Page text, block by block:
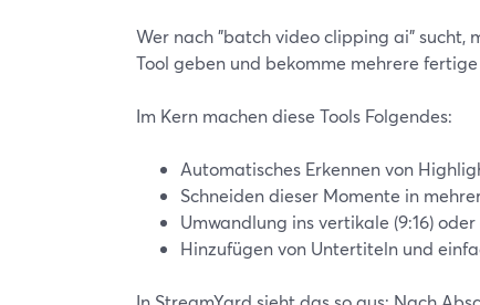
Wer nach "batch video clipping ai" sucht,
Tool geben und bekomme mehrere
Im Kern machen diese Tools Folgendes:
Automatisches Erkennen von
Schneiden dieser Momente in
Umwandlung ins vertikale (9:16)
Hinzufügen von Untertiteln und